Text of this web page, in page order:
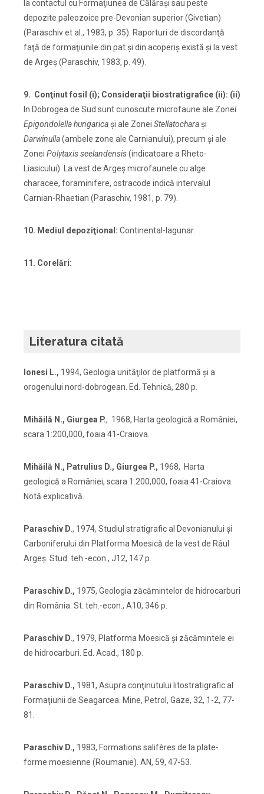
la contactul cu Formaţiunea de Călăraşi sau peste
depozite paleozoice pre-Devonian superior (Givetian)
(Paraschiv et al., 1983, p. 35). Raporturi de discordanţă
faţă de formaţiunile din pat şi din acoperiş există şi la vest
de Argeş (Paraschiv, 1983, p. 49).
9. Conţinut fosil (i); Consideraţii biostratigrafice (ii): (ii)
In Dobrogea de Sud sunt cunoscute microfaune ale Zonei
Epigondolella hungaricaşi ale Zonei Stellatocharaşi
Darwinulla(ambele zone ale Carnianului), precum şi ale
Zonei Polytaxis seelandensis(indicatoare a Rheto-
Liasicului). La vest de Argeş microfaunele cu alge
characee, foraminifere, ostracode indică intervalul
Carnian-Rhaetian (Paraschiv, 1981, p. 79).
10. Mediul depoziţional: Continental-lagunar.
11. Corelări:
Literatura citată
Ionesi L., 1994, Geologia unităţilor de platformă şi a
orogenului nord-dobrogean. Ed. Tehnică, 280 p.
Mihăilă N., Giurgea P., 1968, Harta geologică a României,
scara 1:200,000, foaia 41-Craiova.
Mihăilă N., Patrulius D., Giurgea P., 1968, Harta
geologică a României, scara 1:200,000, foaia 41-Craiova.
Notă explicativă.
Paraschiv D., 1974, Studiul stratigrafic al Devonianului şi
Carboniferului din Platforma Moesică de la vest de Râul
Argeş. Stud. teh.-econ., J12, 147 p.
Paraschiv D., 1975, Geologia zăcămintelor de hidrocarburi
din România. St. teh.-econ., A10, 346 p.
Paraschiv D., 1979, Platforma Moesică şi zăcămintele ei
de hidrocarburi. Ed. Acad., 180 p.
Paraschiv D., 1981, Asupra conţinutului litostratigrafic al
Formaţiunii de Seagarcea. Mine, Petrol, Gaze, 32, 1-2, 77-
81.
Paraschiv D., 1983, Formations salifères de la plate-
forme moesienne (Roumanie). AN, 59, 47-53.